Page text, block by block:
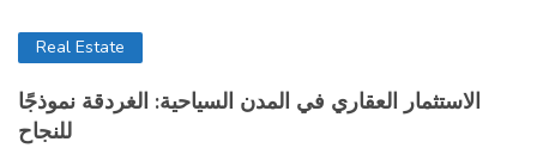
Real Estate
الاستثمار العقاري في المدن السياحية: الغردقة نموذجًا
للنجاح